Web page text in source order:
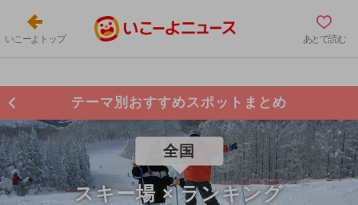
いこーよトップ あとで読む
テーマ別おすすめスポットまとめ
全国
スキー場 × ランキング